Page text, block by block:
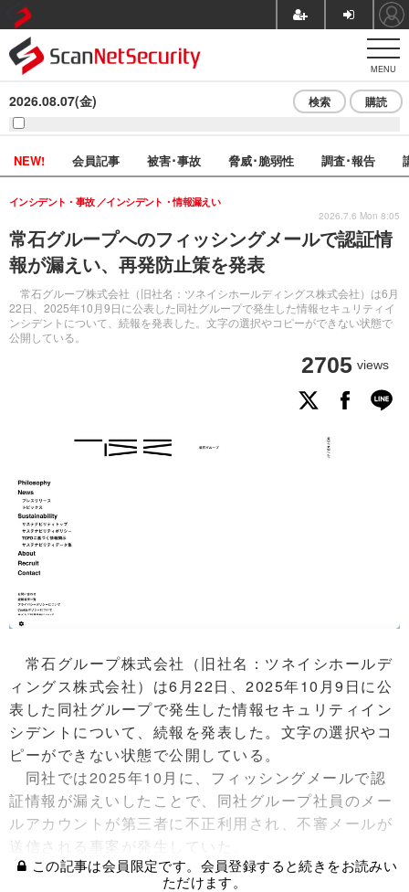
MENU
2026.08.07(金) 検索 購読
NEW! 会員記事 被害･事故 脅威･脆弱性 調査･報告
常石グループへのフィッシングメールで認証情
報が漏えい、再発防止策を発表
常石グループ株式会社（旧社名：ツネイシホールディングス株式会社）は6月
22日、2025年10月9日に公表した同社グループで発生した情報セキュリティイ
ンシデントについて、続報を発表した。文字の選択やコピーができない状態で
公開している。
インシデント・事故 インシデント・情報漏えい
2705 views
2026.7.6 Mon 8:05
常石グループ株式会社（旧社名：ツネイシホールデ
ィングス株式会社）は6月22日、2025年10月9日に公
表した同社グループで発生した情報セキュリティイン
シデントについて、続報を発表した。文字の選択やコ
ピーができない状態で公開している。
同社では2025年10月に、フィッシングメールで認
証情報が漏えいしたことで、同社グループ社員のメー
ルアカウントが第三者に不正利用され、不審メールが
送信される事案が発生していた。
この記事は会員限定です。会員登録すると続きをお読みい
ただけます。